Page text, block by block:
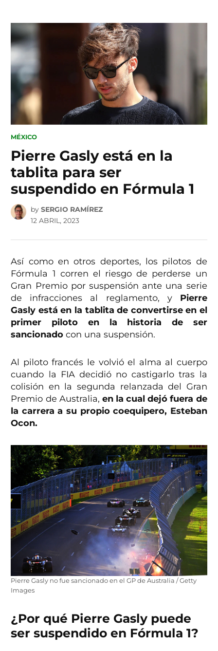
content
POSTED
MÉXICO
Pierre Gasly está en la
tablita para ser
suspendido en Fórmula 1
by SERGIO RAMÍREZ
12 ABRIL, 2023
Así como en otros deportes, los pilotos de
Fórmula 1 corren el riesgo de perderse un
Gran Premio por suspensión ante una serie
de infracciones al reglamento, y Pierre
Gasly está en la tablita de convertirse en el
primer piloto en la historia de ser
sancionado con una suspensión.
Al piloto francés le volvió el alma al cuerpo
cuando la FIA decidió no castigarlo tras la
colisión en la segunda relanzada del Gran
Premio de Australia, en la cual dejó fuera de
la carrera a su propio coequipero, Esteban
Ocon.
Pierre Gasly no fue sancionado en el GP de Australia / Getty
Images
¿Por qué Pierre Gasly puede
ser suspendido en Fórmula 1?